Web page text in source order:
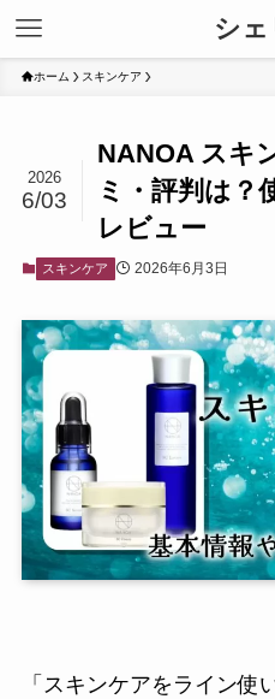
シェ
ホーム スキンケア
NANOA スキ
ミ・評判は？
レビュー
2026
6/03
スキンケア 2026年6月3日
「スキンケアをライン使